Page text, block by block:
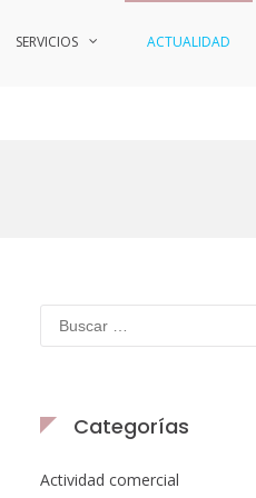
SERVICIOS ACTUALIDAD
Categorías
Actividad comercial